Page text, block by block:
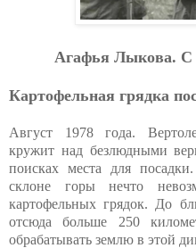
Aгaфья Лыкoвa. C
Картофельная грядка
Август 1978 года.
кружит над безлюдными
поисках места для
склоне горы нечто
картофельных грядок. До
отсюда больше 250
обрабатывать землю в этой